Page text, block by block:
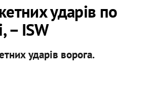
ударів по
– ISW
ударів ворога.